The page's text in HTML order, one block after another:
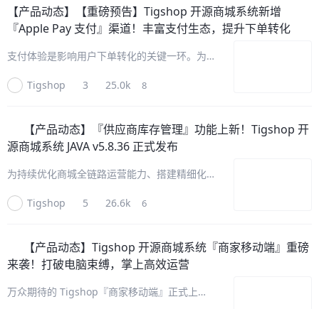
【产品动态】
【重磅预告】Tigshop 开源商城系统新增
『Apple Pay 支付』渠道！丰富支付生态，提升下单转化
支付体验是影响用户下单转化的关键一环。为适
内外全场景支付能力，Tigshop 开源商城系统
Tigshop 3 25.0k 8
【产品动态】
『供应商库存管理』功能上新！Tigshop 开
源商城系统 JAVA v5.8.36 正式发布
为持续优化商城全链路运营能力、搭建精细化供
v5.8.36全新迭代上线，正式推出『供应商库存
Tigshop 5 26.6k 6
【产品动态】 Tigshop 开源商城系统『商家移动端』重磅
来袭！打破电脑束缚，掌上高效运营
万众期待的 Tigshop『商家移动端』正式上